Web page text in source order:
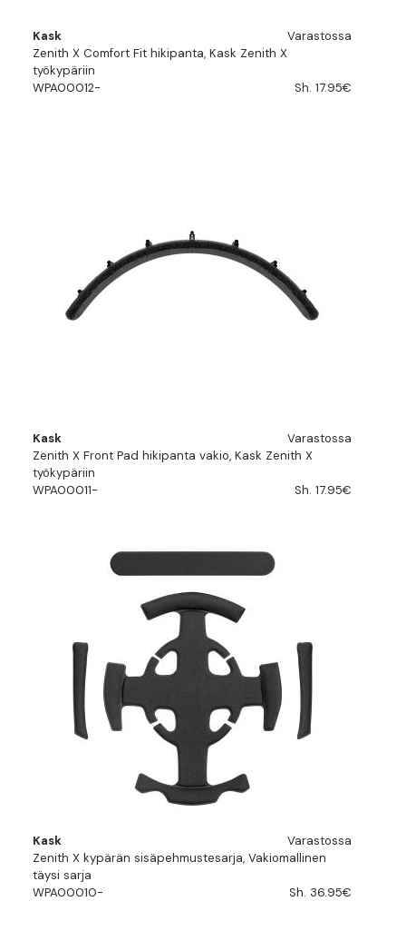
Kask
Varastossa
Zenith X Comfort Fit hikipanta, Kask Zenith X
työkypäriin
WPA00012-
Sh. 17.95€
Kask
Varastossa
Zenith X Front Pad hikipanta vakio, Kask Zenith X
työkypäriin
WPA00011-
Sh. 17.95€
Kask
Varastossa
Zenith X kypärän sisäpehmustesarja, Vakiomallinen
täysi sarja
WPA00010-
Sh. 36.95€